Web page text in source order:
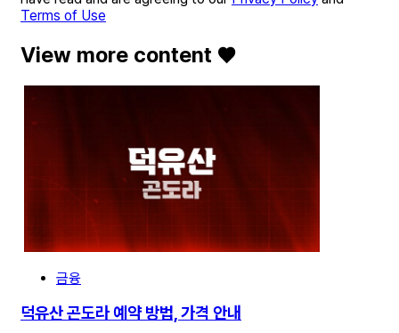
Terms of Use
View more content ♥️
금융
덕유산 곤도라 예약 방법, 가격 안내